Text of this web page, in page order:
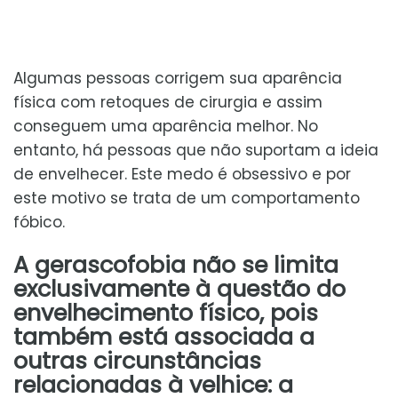
Algumas pessoas corrigem sua aparência
física com retoques de cirurgia e assim
conseguem uma aparência melhor. No
entanto, há pessoas que não suportam a ideia
de envelhecer. Este medo é obsessivo e por
este motivo se trata de um comportamento
fóbico.
A gerascofobia não se limita
exclusivamente à questão do
envelhecimento físico, pois
também está associada a
outras circunstâncias
relacionadas à velhice: a